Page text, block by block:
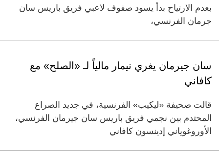
بعدم الارتياح بدأ يسود صفوف لاعبي فريق باريس سان
جرمان الفرنسي،
سان جيرمان يغري نيمار مالياً لـ «الصلح» مع
كافاني
قالت صحيفة «ليكيب» الفرنسية، في جديد الصراع
المحتدم بين نجمي فريق باريس سان جيرمان الفرنسي،
الأوروغوياني إدينسون كافاني